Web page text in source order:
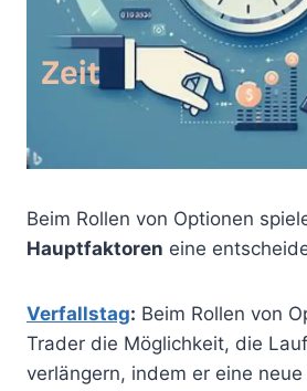
Beim Rollen von Optionen
Hauptfaktoren eine
Verfallstag: Beim Rollen von
Trader die Möglichkeit, die
verlängern, indem er eine